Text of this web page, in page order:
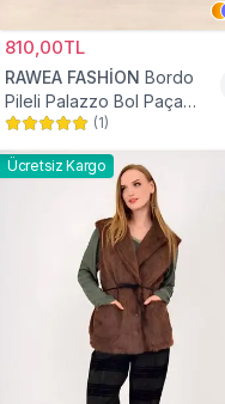
810,00TL
RAWEA FASHİON Bordo
Pileli Palazzo Bol Paça
Yüksek Bel Tesettür
Pantolon
(1)
Ücretsiz Kargo